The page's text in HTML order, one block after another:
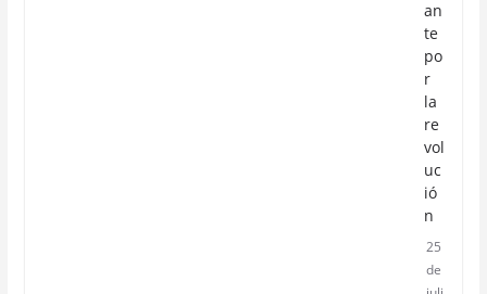
an
te
po
r
la
re
vol
uc
ió
n
25
de